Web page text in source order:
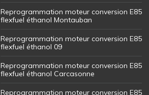
Reprogrammation moteur conversion E85
flexfuel éthanol Montauban
Reprogrammation moteur conversion E85
flexfuel éthanol 09
Reprogrammation moteur conversion E85
flexfuel éthanol Carcasonne
Reprogrammation moteur conversion E85